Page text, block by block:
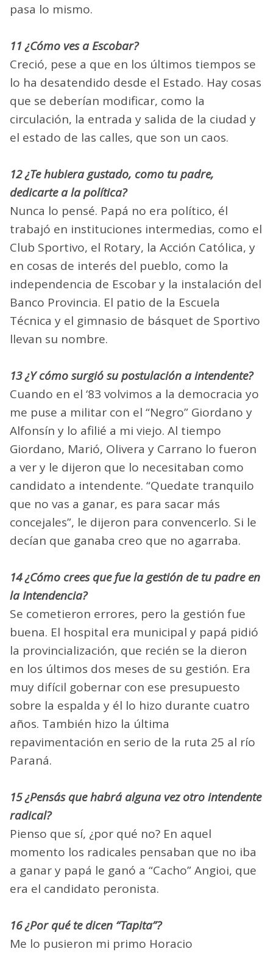
pasa lo mismo.
11 ¿Cómo ves a Escobar?
Creció, pese a que en los últimos tiempos se
lo ha desatendido desde el Estado. Hay cosas
que se deberían modificar, como la
circulación, la entrada y salida de la ciudad y
el estado de las calles, que son un caos.
12 ¿Te hubiera gustado, como tu padre,
dedicarte a la política?
Nunca lo pensé. Papá no era político, él
trabajó en instituciones intermedias, como el
Club Sportivo, el Rotary, la Acción Católica, y
en cosas de interés del pueblo, como la
independencia de Escobar y la instalación del
Banco Provincia. El patio de la Escuela
Técnica y el gimnasio de básquet de Sportivo
llevan su nombre.
13 ¿Y cómo surgió su postulación a intendente?
Cuando en el ‘83 volvimos a la democracia yo
me puse a militar con el “Negro” Giordano y
Alfonsín y lo afilié a mi viejo. Al tiempo
Giordano, Marió, Olivera y Carrano lo fueron
a ver y le dijeron que lo necesitaban como
candidato a intendente. “Quedate tranquilo
que no vas a ganar, es para sacar más
concejales”, le dijeron para convencerlo. Si le
decían que ganaba creo que no agarraba.
14 ¿Cómo crees que fue la gestión de tu padre en
la Intendencia?
Se cometieron errores, pero la gestión fue
buena. El hospital era municipal y papá pidió
la provincialización, que recién se la dieron
en los últimos dos meses de su gestión. Era
muy difícil gobernar con ese presupuesto
sobre la espalda y él lo hizo durante cuatro
años. También hizo la última
repavimentación en serio de la ruta 25 al río
Paraná.
15 ¿Pensás que habrá alguna vez otro intendente
radical?
Pienso que sí, ¿por qué no? En aquel
momento los radicales pensaban que no iba
a ganar y papá le ganó a “Cacho” Angioi, que
era el candidato peronista.
16 ¿Por qué te dicen “Tapita”?
Me lo pusieron mi primo Horacio